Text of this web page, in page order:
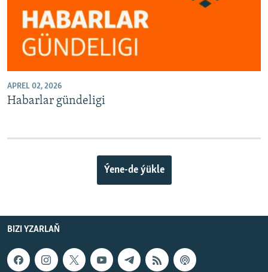
APREL 02, 2026
Habarlar gündeligi
Ýene-de ýükle
BIZI YZARLAŇ